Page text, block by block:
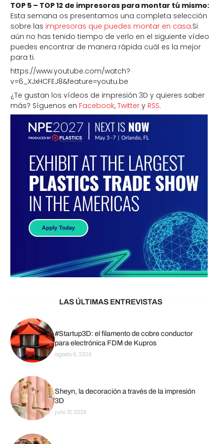
TOP 5 – TOP 12 de impresoras para montar tú mismo:
Esta semana os presentamos una completa selección
sobre las impresoras que puedes montar en casa.Si
aún no has tenido tiempo de verlo en el siguiente vídeo
puedes encontrar de manera rápida cuál es la mejor
para ti.
https://www.youtube.com/watch?
v=6_XJxHCFEJ8&feature=youtu.be
¿Te gustan los vídeos de impresión 3D y quieres saber
más? Síguenos en Facebook, Twittery RSS.
LAS ÚLTIMAS ENTREVISTAS
#Startup3D: el filamento de cobre conductor
para electrónica FDM de Kupros
agosto 6, 2026
Sheyn, la decoración a través de la impresión
3D
julio 31, 2026